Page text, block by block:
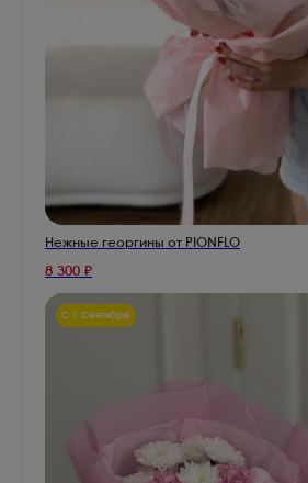
Нежные георгины от PIONFLO
8 300 ₽
С 1 Сентября!